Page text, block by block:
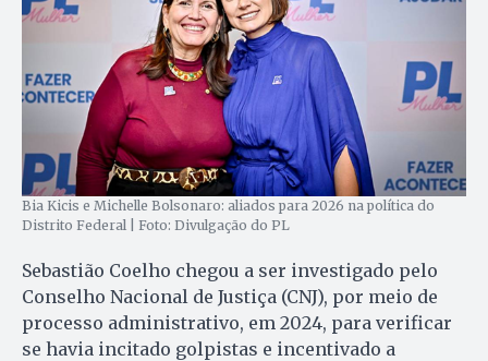
Bia Kicis e Michelle Bolsonaro: aliados para 2026 na política do
Distrito Federal | Foto: Divulgação do PL
Sebastião Coelho chegou a ser investigado pelo
Conselho Nacional de Justiça (CNJ), por meio de
processo administrativo, em 2024, para verificar
se havia incitado golpistas e incentivado a